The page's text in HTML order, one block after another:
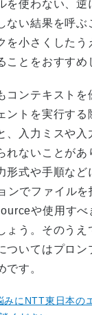
を使わない、逆
ない結果を呼ぶ
を小さくしたう
ことをおすすめ
コンテキストを
ントを実行す
、入力ミスや
れないことがあ
形式や手順など
ンでファイルを
や使用すべ
ょう。そのうえ
ついてはプロン
です。
にNTT東日本の